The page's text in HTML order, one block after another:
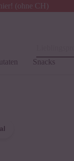
(ohne CH)
Alle Zölle & Steuern
Snacks